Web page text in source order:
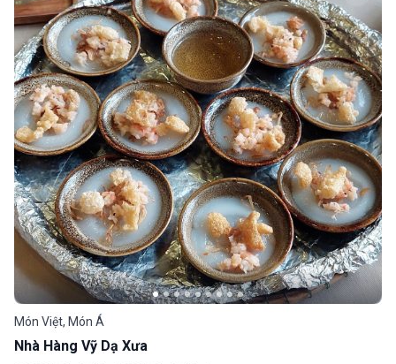
Món Việt, Món Á
Nhà Hàng Vỹ Dạ Xưa